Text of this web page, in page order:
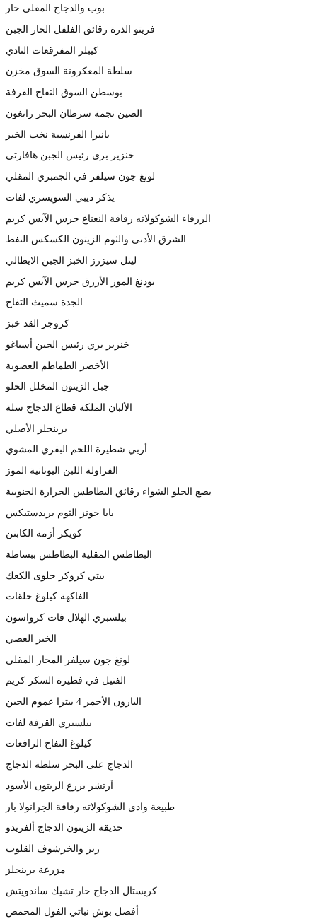
بوب والدجاج المقلي حار
فريتو الذرة رقائق الفلفل الحار الجبن
كيبلر المفرقعات النادي
سلطة المعكرونة السوق مخزن
بوسطن السوق التفاح القرفة
الصين نجمة سرطان البحر رانغون
بانيرا الفرنسية نخب الخبز
خنزير بري رئيس الجبن هافارتي
لونغ جون سيلفر في الجمبري المقلي
يذكر ديبي السويسري لفات
الزرقاء الشوكولاته رقاقة النعناع جرس الآيس كريم
الشرق الأدنى والثوم الزيتون الكسكس النفط
ليتل سيزرز الخبز الجبن الايطالي
بودنغ الموز الأزرق جرس الآيس كريم
الجدة سميث التفاح
كروجر القد خبز
خنزير بري رئيس الجبن أسياغو
الأخضر الطماطم العضوية
جبل الزيتون المخلل الحلو
الألبان الملكة قطاع الدجاج سلة
برينجلز الأصلي
أربي شطيرة اللحم البقري المشوي
الفراولة اللبن اليونانية الموز
يضع الحلو الشواء رقائق البطاطس الحرارة الجنوبية
بابا جونز الثوم بريدستيكس
كويكر أزمة الكابتن
البطاطس المقلية البطاطس ببساطة
بيتي كروكر حلوى الكعك
الفاكهة كيلوغ حلقات
بيلسبري الهلال فات كرواسون
الخبز العصي
لونغ جون سيلفر المحار المقلي
الفتيل في فطيرة السكر كريم
البارون الأحمر 4 بيتزا عموم الجبن
بيلسبري القرفة لفات
كيلوغ التفاح الرافعات
الدجاج على البحر سلطة الدجاج
آرتشر يزرع الزيتون الأسود
طبيعة وادي الشوكولاته رقاقة الجرانولا بار
حديقة الزيتون الدجاج ألفريدو
ريز والخرشوف القلوب
مزرعة برينجلز
كريستال الدجاج حار تشيك ساندويتش
أفضل بوش نباتي الفول المحمص